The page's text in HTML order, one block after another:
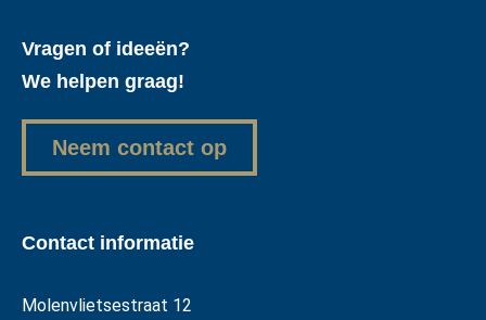
Vragen of ideeën?
We helpen graag!
Neem contact op
Contact informatie
Molenvlietsestraat 12